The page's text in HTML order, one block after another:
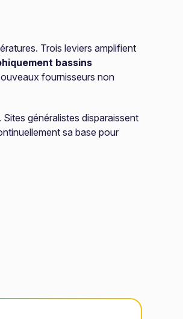
Trois leviers amplifient
bassins
fournisseurs non
généralistes disparaissent
sa base pour